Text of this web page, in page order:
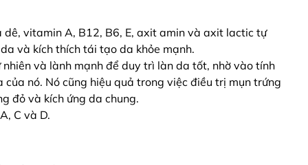
dê, vitamin A, B12, B6, E, axit amin và axit lactic tự
và kích thích tái tạo da khỏe mạnh.
và lành mạnh để duy trì làn da tốt, nhờ vào tính
nó. Nó cũng hiệu quả trong việc điều trị mụn trứng
đỏ và kích ứng da chung.
C và D.